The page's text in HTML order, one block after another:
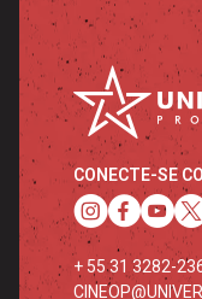
CONECTE-SE
+ 55 31 3282-